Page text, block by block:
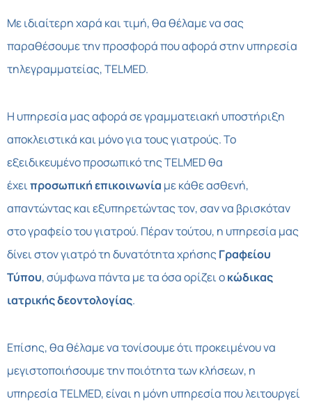
Με ιδιαίτερη χαρά και τιμή, θα θέλαμε να σας
παραθέσουμε την προσφορά που αφορά στην υπηρεσία
τηλεγραμματείας, TELMED.
Η υπηρεσία μας αφορά σε γραμματειακή υποστήριξη
αποκλειστικά και μόνο για τους γιατρούς. Το
εξειδικευμένο προσωπικό της TELMED θα
έχειπροσωπική επικοινωνία με κάθε ασθενή,
απαντώντας και εξυπηρετώντας τον, σαν να βρισκόταν
στο γραφείο του γιατρού. Πέραν τούτου, η υπηρεσία μας
δίνει στον γιατρό τη δυνατότητα χρήσηςΓραφείου
Τύπου, σύμφωνα πάντα με τα όσα ορίζει οκώδικας
ιατρικής δεοντολογίας.
Επίσης, θα θέλαμε να τονίσουμε ότι προκειμένου να
μεγιστοποιήσουμε την ποιότητα των κλήσεων, η
υπηρεσία TELMED, είναι η μόνη υπηρεσία που λειτουργεί